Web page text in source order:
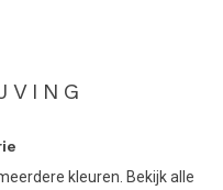
kleuren. Bekijk alle